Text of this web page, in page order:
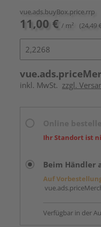
vue.ads.buyBox.price.rrp
11,00 € / m² (24,49
inkl. MwSt. zzgl.
Ihr Standort ist
Beim Händler
Auf
Verfügbar in der